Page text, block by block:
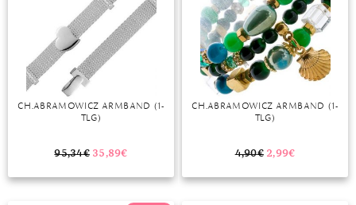
CH.ABRAMOWICZ ARMBAND (1-
TLG)
95,34€ 35,89€
CH.ABRAMOWICZ ARMBAND (1-
TLG)
4,90€ 2,99€